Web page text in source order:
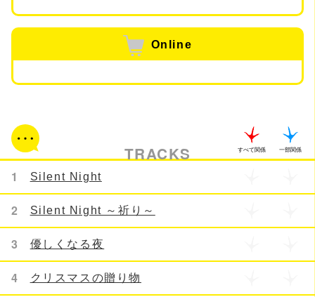
Online
TRACKS すべて関係 一部関係
1 Silent Night
2 Silent Night ～祈り～
3 優しくなる夜
4 クリスマスの贈り物